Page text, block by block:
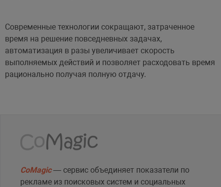
Современные технологии сокращают, затраченное
время на решение повседневных задачах,
автоматизация в разы увеличивает скорость
выполняемых действий и позволяет расходовать время
рационально получая полную отдачу.
CoMagic— сервис объединяет показатели по
рекламе из поисковых систем и социальных